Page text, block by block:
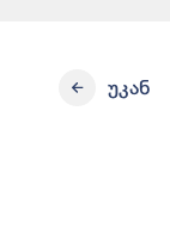
უკან